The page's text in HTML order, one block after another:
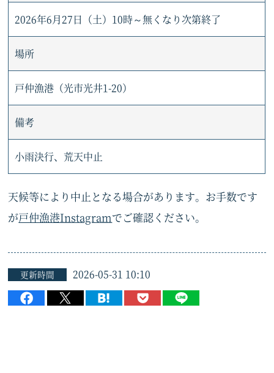
2026年6月27日（土）10時～無くなり次第終了
場所
戸仲漁港（光市光井1-20）
備考
小雨決行、荒天中止
天候等により中止となる場合があります。お手数です
が戸仲漁港Instagramでご確認ください。
更新時間 2026-05-31 10:10